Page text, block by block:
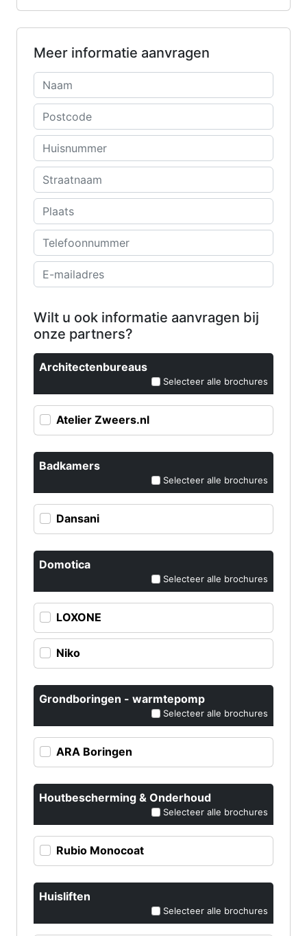
Meer informatie aanvragen
Wilt u ook informatie aanvragen bij
onze partners?
Architectenbureaus
Selecteer alle brochures
Atelier Zweers.nl
Badkamers
Selecteer alle brochures
Dansani
Domotica
Selecteer alle brochures
LOXONE
Niko
Grondboringen - warmtepomp
Selecteer alle brochures
ARA Boringen
Houtbescherming & Onderhoud
Selecteer alle brochures
Rubio Monocoat
Huisliften
Selecteer alle brochures